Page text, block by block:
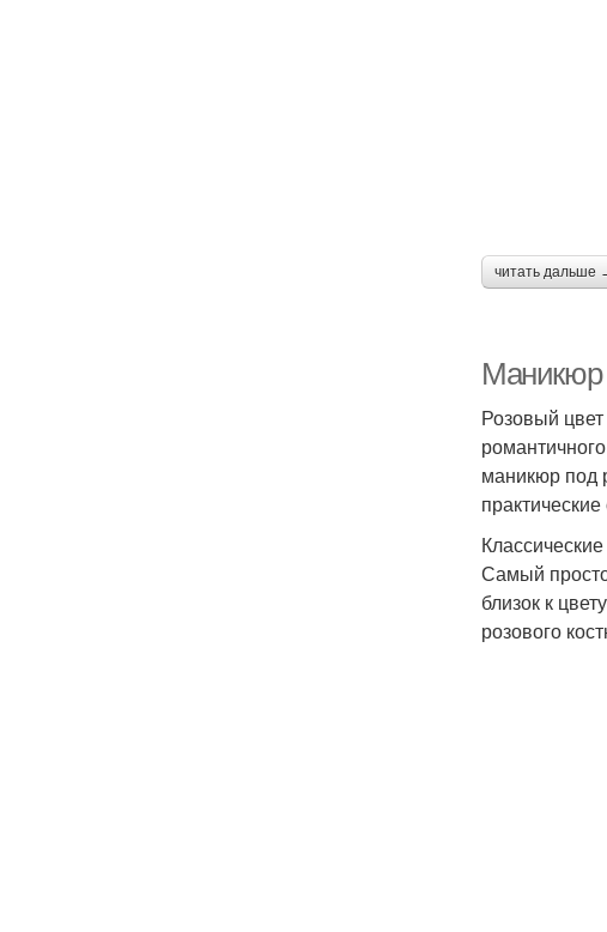
читать дальше
Маникюр
Розовый
маникюр под
Самый
близок к
розового